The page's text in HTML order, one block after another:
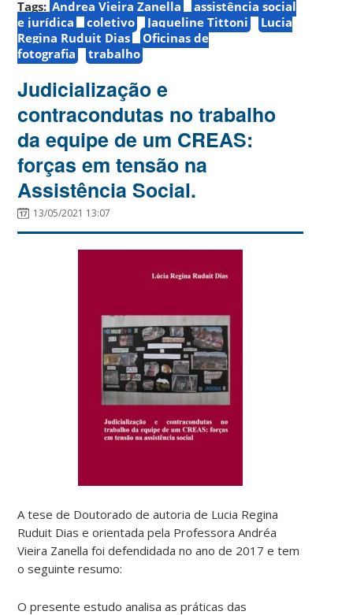
Tags: Andrea Vieira Zanella
assistência social
e jurídica
coletivo Jaqueline Tittoni
Lucia
Regina Ruduit Dias
Oficinas de
fotografia
trabalho
Judicialização e
contracondutas no trabalho
da equipe de um CREAS:
forças em tensão na
Assistência Social.
13/05/2021 13:07
A tese de Doutorado de autoria de Lucia Regina
Ruduit Dias e orientada pela Professora Andréa
Vieira Zanella foi defendidada no ano de 2017 e tem
o seguinte resumo:
O presente estudo analisa as práticas das